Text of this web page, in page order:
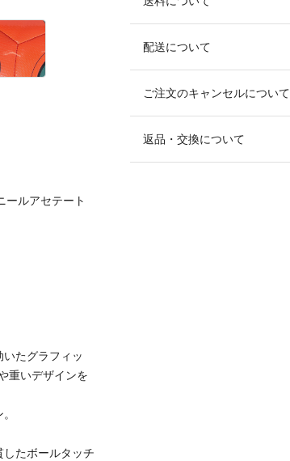
配送について
ご注文のキャンセルについて
返品・交換について
ールアセテート
たグラフィッ
重いデザインを
たボールタッチ